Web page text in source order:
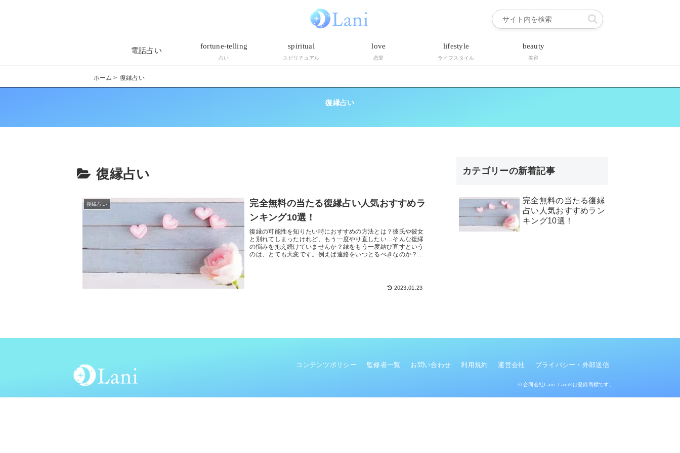
電話占い
fortune-telling
占い
spiritual
スピリチュアル
love
恋愛
lifestyle
ライフスタイル
beauty
美容
ホーム 復縁占い
復縁占い
復縁占い
復縁占い
完全無料の当たる復縁占い人気おすすめラ
ンキング10選！
復縁の可能性を知りたい時におすすめの方法とは？彼氏や彼女
と別れてしまったけれど、もう一度やり直したい…そんな復縁
の悩みを抱え続けていませんか？縁をもう一度結び直すという
のは、とても大変です。例えば連絡をいつとるべきなのか？も
2023.01.23
カテゴリーの新着記事
完全無料の当たる復縁
占い人気おすすめラン
キング10選！
コンテンツポリシー 監修者一覧 お問い合わせ 利用規約 運営会社 プライバシー・外部送信
© 合同会社Lani. Lani®は登録商標です。